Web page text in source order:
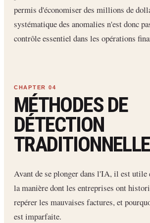
permis d'économiser des millions de
systématique des anomalies n'est donc
contrôle essentiel dans les opérations
MÉTHODES DE
DÉTECTION
Avant de se plonger dans l'IA, il est utile
la manière dont les entreprises ont
repérer les mauvaises factures, et
est imparfaite.